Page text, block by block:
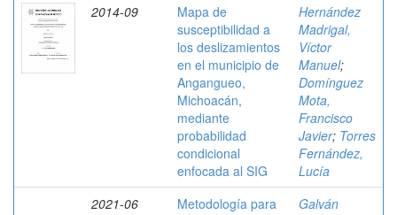
2014-09
Mapa de
susceptibilidad a
los deslizamientos
en el municipio de
Angangueo,
Michoacán,
mediante
probabilidad
condicional
enfocada al SIG
Hernández
Madrigal,
Víctor
Manuel;
Domínguez
Mota,
Francisco
Javier; Torres
Fernández,
Lucía
2021-06
Metodología para
Galván